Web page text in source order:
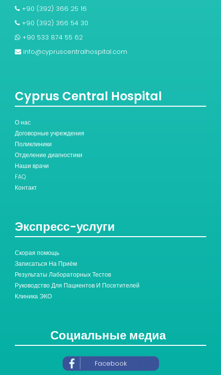
+90 (392) 366 25 16
+90 (392) 366 54 30
+90 533 874 55 62
info@cypruscentralhospital.com
Cyprus Central Hospital
О нас
Договорные учреждения
Поликлиники
Отделение диагностики
Наши врачи
FAQ
Контакт
Экспресс-услуги
Скорая помощь
Записаться На Приём
Результаты Лабораторных Тестов
Руководство Для Пациентов И Посетителей
Клиника ЭКО
Социальные медиа
Facebook